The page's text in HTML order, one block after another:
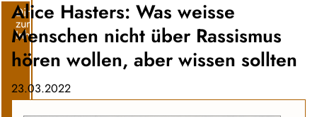
Direkt
zum
Inhalt
Alice Hasters: Was weisse
Menschen nicht über Rassismus
hören wollen, aber wissen sollten
23.03.2022